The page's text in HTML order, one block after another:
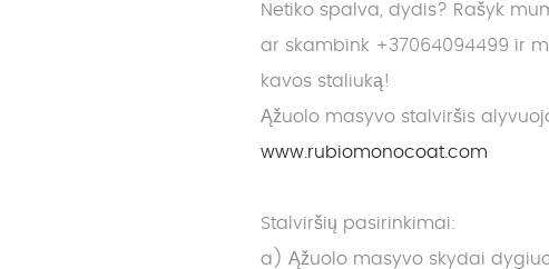
Netiko spalva, dydis? Rašyk
ar skambink +37064094499 ir
kavos staliuką!
Ąžuolo masyvo stalviršis
www.rubiomonocoat.com
Stalviršių pasirinkimai:
a) Ąžuolo masyvo skydai